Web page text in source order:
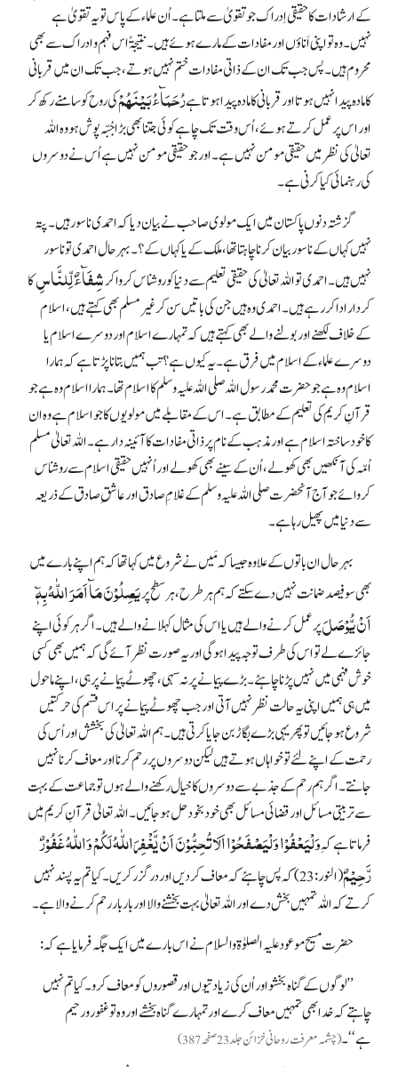
کے ارشادات کا حقیقی اِدراک جو تقویٰ سے ملتا ہے۔ اُن علماء کے پاس تو یہ تقویٰ ہے
نہیں۔ وہ تو اپنی اَناؤں اور مفادات کے مارے ہوئے ہیں۔ نتیجۃً اس فہم و ادراک سے بھی
محروم ہیں۔ پس جب تک ان کے ذاتی مفادات ختم نہیں ہوتے، جب تک ان میں قربانی
کا مادہ پیدا نہیں ہوتا اور قربانی کا مادہ پیدا ہوتا ہےرُحَمَآءُ بَیْنَھُمْکی روح کو سامنے رکھ کر
اور اس پر عمل کرتے ہوئے، اُس وقت تک چاہے کوئی جتنا بھی بڑا جُبّہ پوش ہو وہ اللہ
تعالیٰ کی نظر میں حقیقی مومن نہیں ہے۔ اور جو حقیقی مومن نہیں ہے اُس نے دوسروں
کی رہنمائی کیا کرنی ہے۔
گزشتہ دنوں پاکستان میں ایک مولوی صاحب نے بیان دیا کہ احمدی ناسور ہیں۔ پتہ
نہیں کہاں کے ناسور بیان کرنا چاہتا تھا، ملک کے یا کہاں کے؟۔ بہرحال احمدی تو ناسور
نہیں ہیں۔ احمدی تو اللہ تعالیٰ کی حقیقی تعلیم سے دنیا کو روشناس کروا کرشِفَآءٌ لِّلنَّاسِکا
کردار ادا کر رہے ہیں۔ احمدی وہ ہیں جن کی باتیں سن کر غیر مسلم بھی کہتے ہیں، اسلام
کے خلاف لکھنے اور بولنے والے بھی کہتے ہیں کہ تمہارے اسلام اور دوسرے اسلام یا
دوسرے علماء کے اسلام میں فرق ہے۔ یہ کیوں ہے؟ تب ہمیں بتانا پڑتاہے کہ ہمارا
اسلام وہ ہے جو حضرت محمد رسول اللہ صلی اللہ علیہ وسلم کا اسلام تھا۔ ہمارا اسلام وہ ہے جو
قرآنِ کریم کی تعلیم کے مطابق ہے۔ اس کے مقابلے میں مولویوں کا جو اسلام ہے وہ ان
کا خود ساختہ اسلام ہے اور مذہب کے نام پر ذاتی مفادات کا آئینہ دار ہے۔ اللہ تعالیٰ مسلم
اُمّہ کی آنکھیں بھی کھولے، اُن کے سینے بھی کھولے اور اُنہیں حقیقی اسلام سے روشناس
کروائے جو آج آنحضرت صلی اللہ علیہ وسلم کے غلامِ صادق اور عاشقِ صادق کے ذریعہ
سے دنیا میں پھیل رہا ہے۔
بہر حال ان باتوں کے علاوہ جیسا کہ مَیں نے شروع میں کہا تھا کہ ہم اپنے بارے میں
بھی سو فیصد ضمانت نہیں دے سکتے کہ ہم ہر طرح، ہر سطح پریَصِلُوْنَ مَآ اَمَرَ اللّٰہُ بِہٖٓ
اَنْ یُّوْصَلَپر عمل کرنے والے ہیں یا اس کی مثال کہلانے والے ہیں۔ اگر ہر کوئی اپنے
جائزے لے تو اس کی طرف توجہ پیدا ہو گی اور یہ صورت نظر آئے گی کہ ہمیں بھی کسی
خوش فہمی میں نہیں پڑنا چاہئے۔ بڑے پیمانے پر نہ سہی، چھوٹے پیمانے پر ہی، اپنے ماحول
میں ہی ہمیں اپنی یہ حالت نظر نہیں آتی اور جب چھوٹے پیمانے پر اس قسم کی حرکتیں
شروع ہو جائیں تو پھر یہی بڑے بگاڑ بن جایا کرتی ہیں۔ ہم اللہ تعالیٰ کی بخشش اور اُس کی
رحمت کے اپنے لئے تو خواہاں ہوتے ہیں لیکن دوسروں پر رحم کرنا اور معاف کرنا نہیں
جانتے۔ اگر ہم رحم کے جذبے سے دوسروں کا خیال رکھنے والے ہوں تو جماعت کے بہت
سے تربیتی مسائل اور قضائی مسائل بھی خود بخود حل ہو جائیں۔ اللہ تعالیٰ قرآنِ کریم میں
فرماتا ہے کہ ِوَلْیَعْفُوْا وَلْیَصْفَحُوْا اَلَاتُحِبُّوْنَ اَنْ یَّغْفِرَاللّٰہُ لَکُمْ وَاللّٰہُ غَفُوْرٌ
رَّحِیْمٌ
(النور: 23) کہ پس چاہئے کہ معاف کر دیں اور درگزر کریں۔ کیا تم یہ پسندنہیں
کرتے کہ اللہ تمہیں بخش دے اور اللہ تعالیٰ بہت بخشنے والا اور بار بار رحم کرنے والا ہے۔
حضرت مسیح موعود علیہ الصلوٰۃ والسلام نے اس بارے میں ایک جگہ فرمایا ہے کہ:
’’لوگوں کے گناہ بخشو اور اُن کی زیادتیوں اور قصوروں کو معاف کرو۔ کیا تم نہیں
چاہتے کہ خدا بھی تمہیں معاف کرے اور تمہارے گناہ بخشے اور وہ تو غفور و رحیم
ہے‘‘۔(چشمہ معرفت روحانی خزائن جلد 23صفحہ 387)